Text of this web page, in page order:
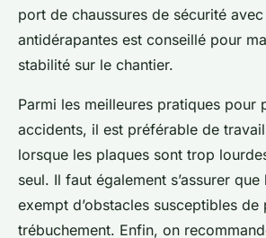
port de chaussures de sécurité
antidérapantes est conseillé pour
stabilité sur le chantier.
Parmi les meilleures pratiques pour
accidents, il est préférable de
lorsque les plaques sont trop
seul. Il faut également s’assurer
exempt d’obstacles susceptibles
trébuchement. Enfin, on